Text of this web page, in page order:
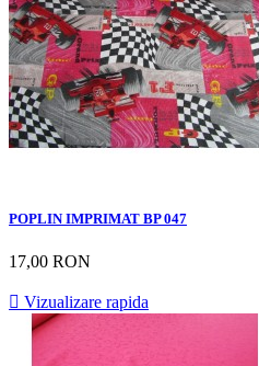
POPLIN IMPRIMAT BP 047
17,00 RON
 Vizualizare rapida